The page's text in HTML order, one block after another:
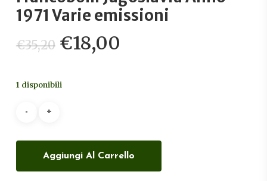
1971 Varie emissioni
€35,20 Il
prezzo
originale
€18,00
1 disponibili
Aggiungi Al Carrello